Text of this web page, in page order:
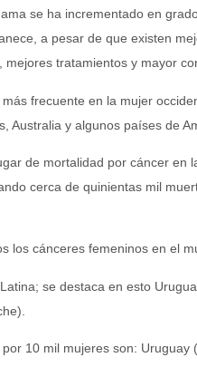
se ha incrementado en
a pesar de que existen
tratamientos y mayor
frecuente en la mujer
Australia y algunos países de
de mortalidad por cáncer en
cerca de quinientas mil
los cánceres femeninos en el
se destaca en esto
10 mil mujeres son: Uruguay